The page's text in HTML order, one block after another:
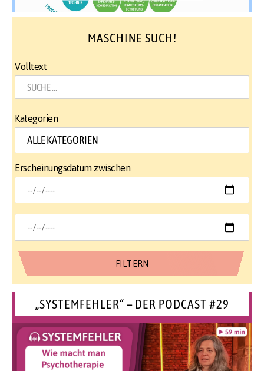
MASCHINE SUCH!
Volltext
Kategorien
Erscheinungsdatum zwischen
„SYSTEMFEHLER“ – DER PODCAST #29